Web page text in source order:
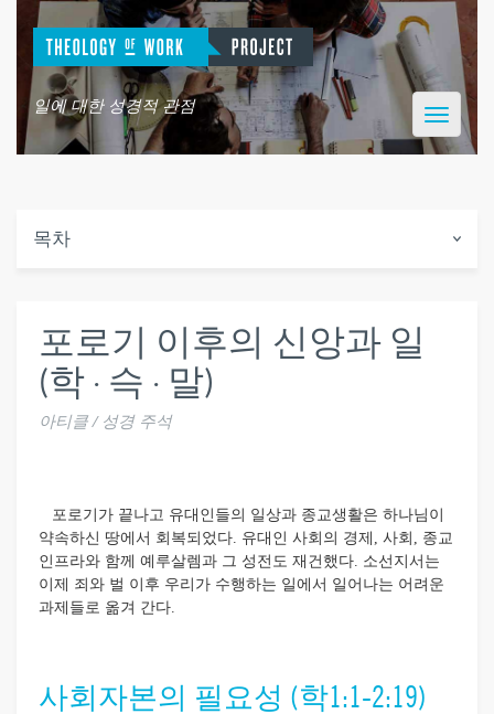
일에 대한 성경적 관점
Toggle
목차
포로기 이후의 신앙과 일
(학 · 슥 · 말)
아티클 / 성경 주석
포로기가 끝나고 유대인들의 일상과 종교생활은 하나님이
약속하신 땅에서 회복되었다. 유대인 사회의 경제, 사회, 종교
인프라와 함께 예루살렘과 그 성전도 재건했다. 소선지서는
이제 죄와 벌 이후 우리가 수행하는 일에서 일어나는 어려운
과제들로 옮겨 간다.
사회자본의 필요성 (학1:1-2:19)